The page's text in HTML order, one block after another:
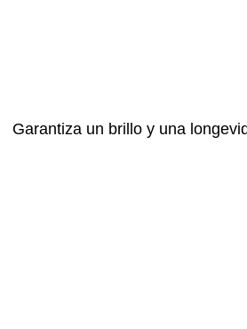
Garantiza un brillo y una